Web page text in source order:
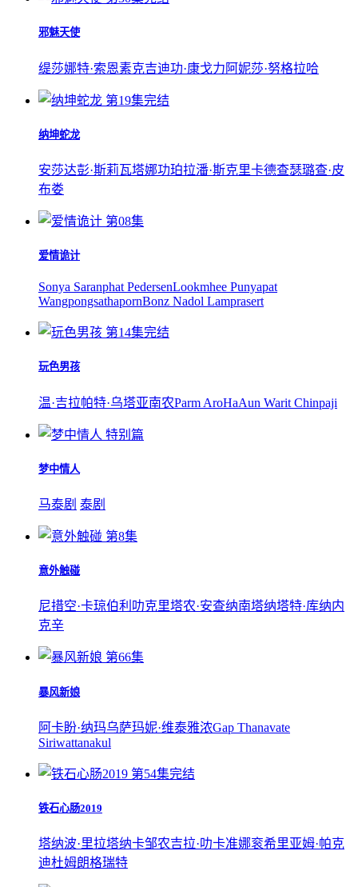
邪魅天使
缇莎娜特·索恩素克吉迪功·康戈力 阿妮莎·努格拉哈
第19集完结
纳坤蛇龙
安莎达彭·斯莉瓦塔娜功珀拉潘·斯克里卡德查瑟璐查·皮
布娄
第08集
爱情诡计
Sonya Saranphat PedersenLookmhee Punyapat
WangpongsathapornBonz Nadol Lamprasert
第14集完结
玩色男孩
温·吉拉帕特·乌塔亚南农Parm AroHaAun Warit Chinpaji
特别篇
梦中情人
马泰剧 泰剧
第8集
意外触碰
尼措空·卡琼伯利叻克里塔农·安查纳南塔纳塔特·库纳内
克辛
第66集
暴风新娘
阿卡盼·纳玛乌萨玛妮·维泰雅浓Gap Thanavate
Siriwattanakul
第54集完结
铁石心肠2019
塔纳波·里拉塔纳卡邹农吉拉·叻卡准娜衮希里亚姆·帕克
迪杜姆朗格瑞特